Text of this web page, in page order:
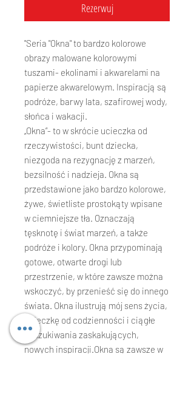
Rezerwuj
"Seria "Okna" to bardzo kolorowe
obrazy malowane kolorowymi
tuszami- ekolinami i akwarelami na
papierze akwarelowym. Inspiracją są
podróże, barwy lata, szafirowej wody,
słońca i wakacji.
„Okna”- to w skrócie ucieczka od
rzeczywistości, bunt dziecka,
niezgoda na rezygnację z marzeń,
bezsilność i nadzieja. Okna są
przedstawione jako bardzo kolorowe,
żywe, świetliste prostokąty wpisane
w ciemniejsze tła. Oznaczają
tęsknotę i świat marzeń, a także
podróże i kolory. Okna przypominają
gotowe, otwarte drogi lub
przestrzenie, w które zawsze można
wskoczyć, by przenieść się do innego
świata. Okna ilustrują mój sens życia,
ucieczkę od codzienności i ciągłe
poszukiwania zaskakujących,
nowych inspiracji.Okna są zawsze w